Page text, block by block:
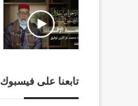
تابعنا على فيسبوك